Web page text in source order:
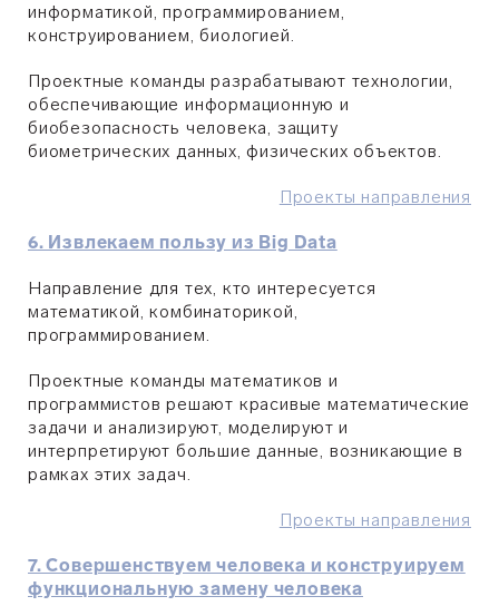
информатикой, программированием,
конструированием, биологией.
Проектные команды разрабатывают технологии,
обеспечивающие информационную и
биобезопасность человека, защиту
биометрических данных, физических объектов.
Проекты направления
6. Извлекаем пользу из Big Data
Направление для тех, кто интересуется
математикой, комбинаторикой,
программированием.
Проектные команды математиков и
программистов решают красивые математические
задачи и анализируют, моделируют и
интерпретируют большие данные, возникающие в
рамках этих задач.
Проекты направления
7. Совершенствуем человека и конструируем
функциональную замену человека